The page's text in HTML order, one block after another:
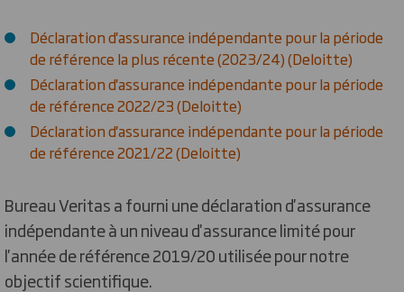
Déclaration d'assurance indépendante pour la période
de référence la plus récente (2023/24) (Deloitte)
Déclaration d'assurance indépendante pour la période
de référence 2022/23 (Deloitte)
Déclaration d'assurance indépendante pour la période
de référence 2021/22 (Deloitte)
Bureau Veritas a fourni une déclaration d'assurance
indépendante à un niveau d'assurance limité pour
l'année de référence 2019/20 utilisée pour notre
objectif scientifique.